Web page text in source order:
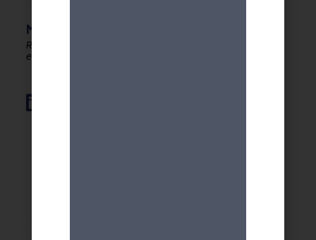
MDA GENEVE - ACTIVITES 50+
Rester en forme, créatif
et autonome après 50 ans !